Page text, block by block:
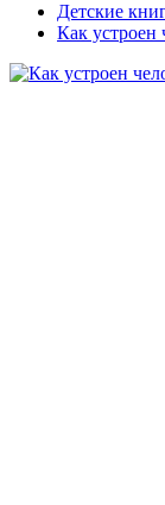
Детские
Как устроен